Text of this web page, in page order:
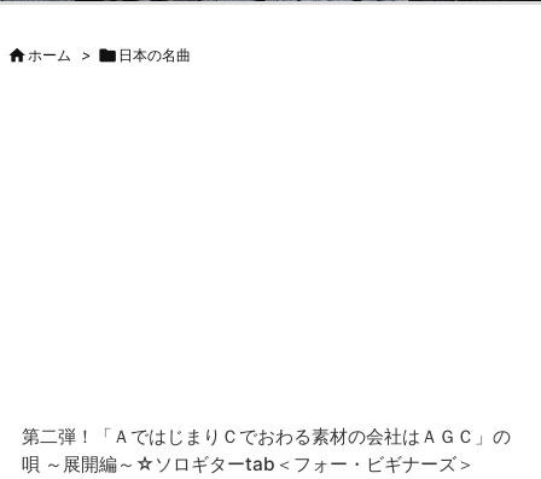
ホーム >  日本の名曲
第二弾！「ＡではじまりＣでおわる素材の会社はＡＧＣ」の
唄 ～展開編～☆ソロギターtab＜フォー・ビギナーズ＞